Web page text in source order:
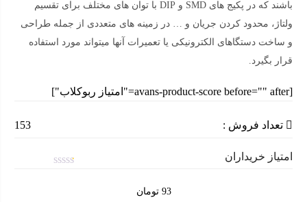
باشند که در پکیج های SMD و DIP با توان های مختلف برای تقسیم
ولتاژ، محدود کردن جریان و … در زمینه های متعددی از جمله طراحی
و ساخت دستگاهای الکترونیکی یا تعمیرات آنها میتواند مورد استفاده
قرار بگیرد.
[avans-product-score before="" after="امتیاز ربوکلاب"]
تعداد فروش : 153
امتیاز خریداران
93 تومان